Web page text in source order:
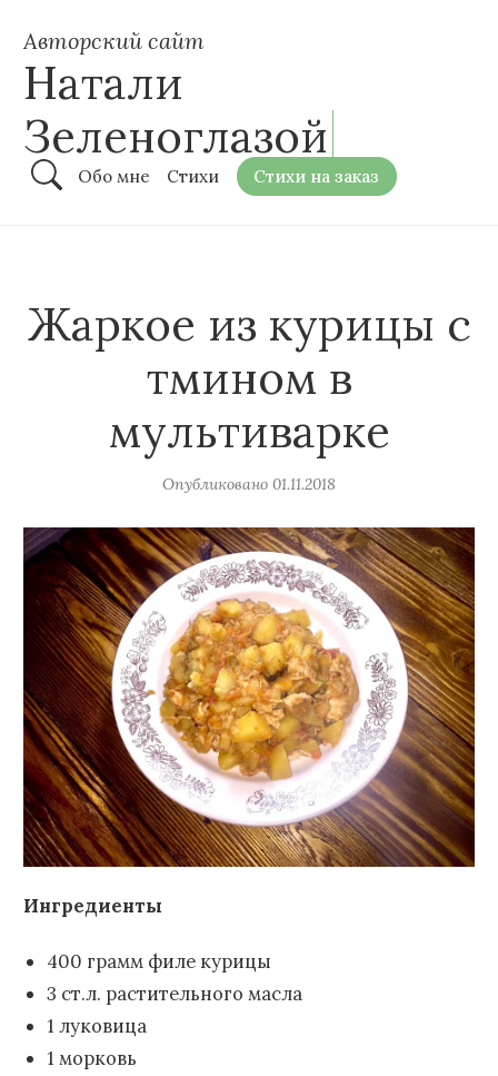
Авторский сайт
Натали
Зеленоглазой
Обо мне Стихи Стихи на заказ
Жаркое из курицы с
тмином в
мультиварке
Опубликовано 01.11.2018
Ингредиенты
400 грамм филе курицы
3 ст.л. растительного масла
1 луковица
1 морковь